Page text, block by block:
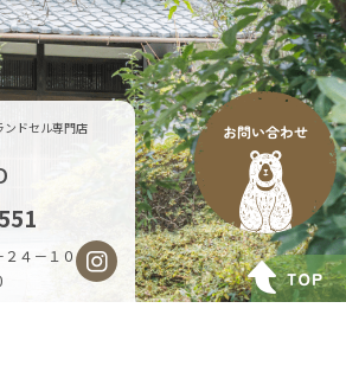
ンドセル専門店
４－１０